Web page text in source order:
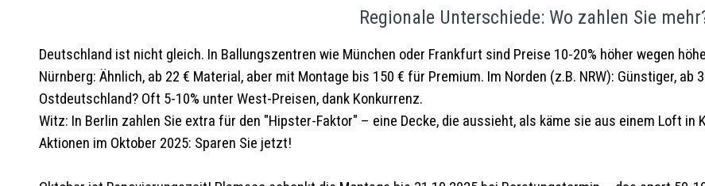
Regionale Unterschiede: Wo zahlen Sie
Deutschland ist nicht gleich. In Ballungszentren wie München oder Frankfurt sind Preise 10-20% höher wegen
Nürnberg: Ähnlich, ab 22 € Material, aber mit Montage bis 150 € für Premium. Im Norden (z.B. NRW): Günstiger,
Ostdeutschland? Oft 5-10% unter West-Preisen, dank Konkurrenz.
Witz: In Berlin zahlen Sie extra für den "Hipster-Faktor" – eine Decke, die aussieht, als käme sie aus einem Loft in
Aktionen im Oktober 2025: Sparen Sie jetzt!